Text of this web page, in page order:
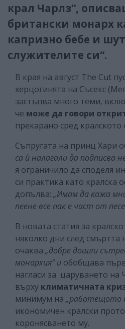
крал Чарлз“,
британски монарх
капризно бебе и
служителите си“.
В края на август The Cut
херцогинята на Съсекс
застъпва много теми,
че може да говори
прекарано сред кралското
Съпругата на принц Хари
са ѝ налагали да подписва
я ограничило да споделя
си практика като кралска
допълва: „Имам да кажа
пеене все пак е част от
В новата статия за
няколко дни след смъртта
очаква „добре дошли
монархия” и обобщава
нагласи за царуването на
върху климатичната
минимум на „работещото
икономичен кралски
коронясването му.